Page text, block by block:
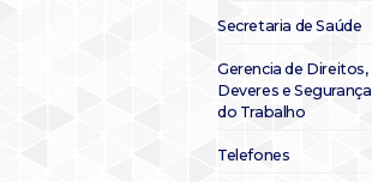
Secretaria de Saúde
Gerencia de Direitos,
Deveres e Segurança
do Trabalho
Telefones